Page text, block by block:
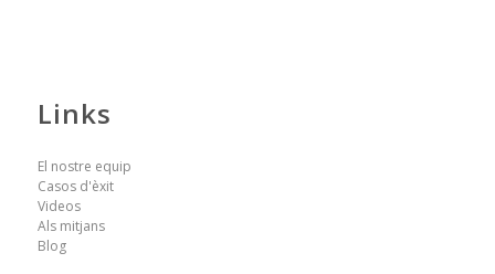
Links
El nostre equip
Casos d'èxit
Videos
Als mitjans
Blog